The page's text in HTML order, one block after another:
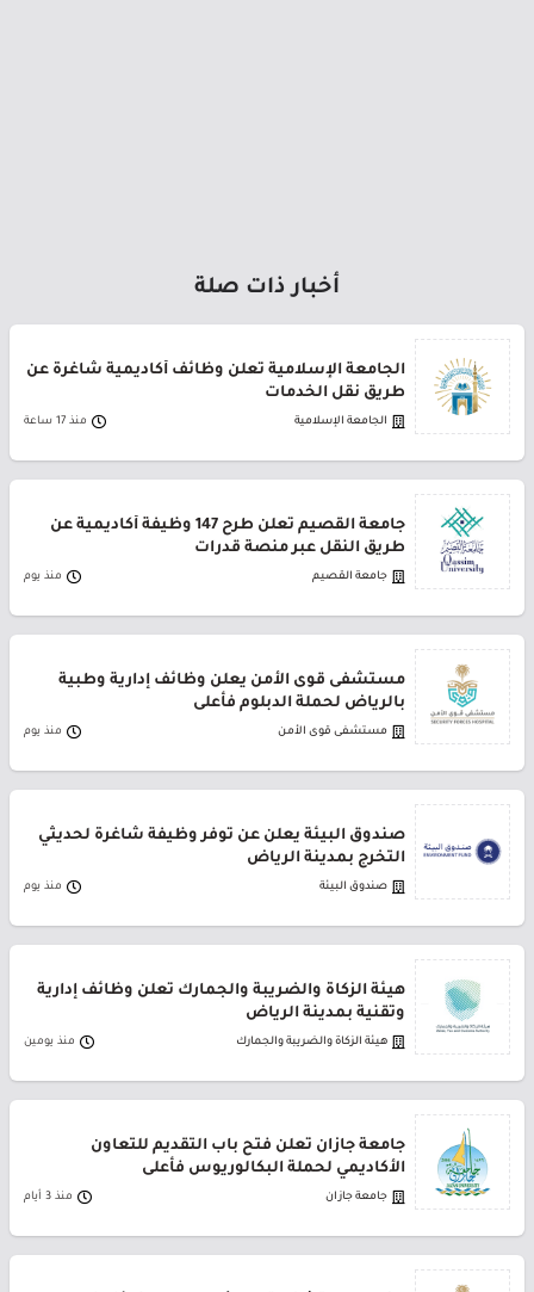
أخبار ذات صلة
الجامعة الإسلامية تعلن وظائف أكاديمية شاغرة عن
طريق نقل الخدمات
الجامعة الإسلامية منذ 17 ساعة
جامعة القصيم تعلن طرح 147 وظيفة أكاديمية عن
طريق النقل عبر منصة قدرات
جامعة القصيم منذ يوم
مستشفى قوى الأمن يعلن وظائف إدارية وطبية
بالرياض لحملة الدبلوم فأعلى
مستشفى قوى الأمن منذ يوم
صندوق البيئة يعلن عن توفر وظيفة شاغرة لحديثي
التخرج بمدينة الرياض
صندوق البيئة منذ يوم
هيئة الزكاة والضريبة والجمارك تعلن وظائف إدارية
وتقنية بمدينة الرياض
هيئة الزكاة والضريبة والجمارك منذ يومين
جامعة جازان تعلن فتح باب التقديم للتعاون
الأكاديمي لحملة البكالوريوس فأعلى
جامعة جازان منذ 3 أيام